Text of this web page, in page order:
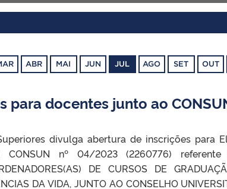
ABR MAI JUN JUL AGO SET OUT
para docentes junto ao
divulga abertura de inscrições para
CONSUN nº 04/2023 (2260776)​ referente
DE CURSOS DE
DA VIDA, JUNTO AO CONSELHO